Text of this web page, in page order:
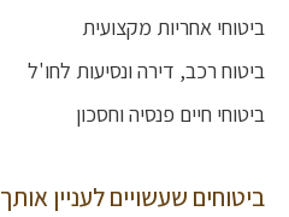
ביטוחי אחריות מקצועית
ביטוח רכב, דירה ונסיעות לחו'ל
ביטוחי חיים פנסיה וחסכון
ביטוחים שעשויים לעניין אותך